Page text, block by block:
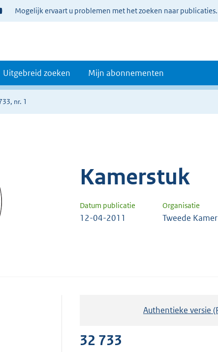
Mogelijk ervaart u problemen met het zoeken naar
Uitgebreid zoeken Mijn abonnementen
nr. 1
Kamerstuk
Datum publicatie Organisatie
12-04-2011 Tweede
Authentieke versie
32 733